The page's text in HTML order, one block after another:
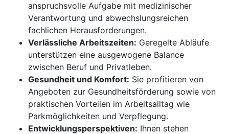
anspruchsvolle Aufgabe mit medizinischer
Verantwortung und abwechslungsreichen
fachlichen Herausforderungen.
Verlässliche Arbeitszeiten: Geregelte Abläufe
unterstützen eine ausgewogene Balance
zwischen Beruf und Privatleben.
Gesundheit und Komfort: Sie profitieren von
Angeboten zur Gesundheitsförderung sowie von
praktischen Vorteilen im Arbeitsalltag wie
Parkmöglichkeiten und Verpflegung.
Entwicklungsperspektiven: Ihnen stehen